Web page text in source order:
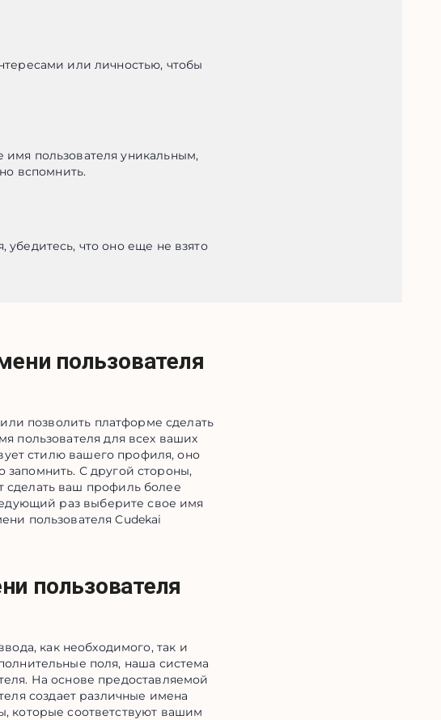
или личностью, чтобы
пользователя уникальным,
вспомнить.
что оно еще не взято
пользователя
позволить платформе сделать
пользователя для всех ваших
стилю вашего профиля, оно
запомнить. С другой стороны,
сделать ваш профиль более
раз выберите свое имя
пользователя Cudekai
пользователя
как необходимого, так и
поля, наша система
На основе предоставляемой
создает различные имена
которые соответствуют вашим